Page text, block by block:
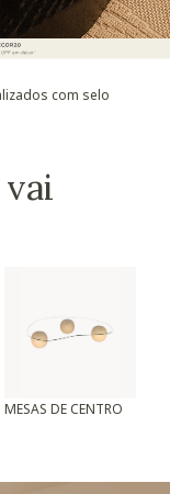
com selo
MESAS DE CENTRO